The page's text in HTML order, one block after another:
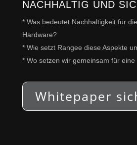
NACHHALTIG UND
* Was bedeutet Nachhaltigkeit für
Hardware?
* Wie setzt Rangee diese Aspekte
* Wo setzen wir gemeinsam für
Whitepaper